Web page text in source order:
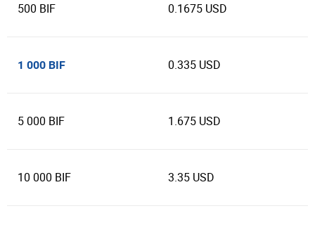
500 BIF 0.1675 USD
1 000 BIF 0.335 USD
5 000 BIF 1.675 USD
10 000 BIF 3.35 USD